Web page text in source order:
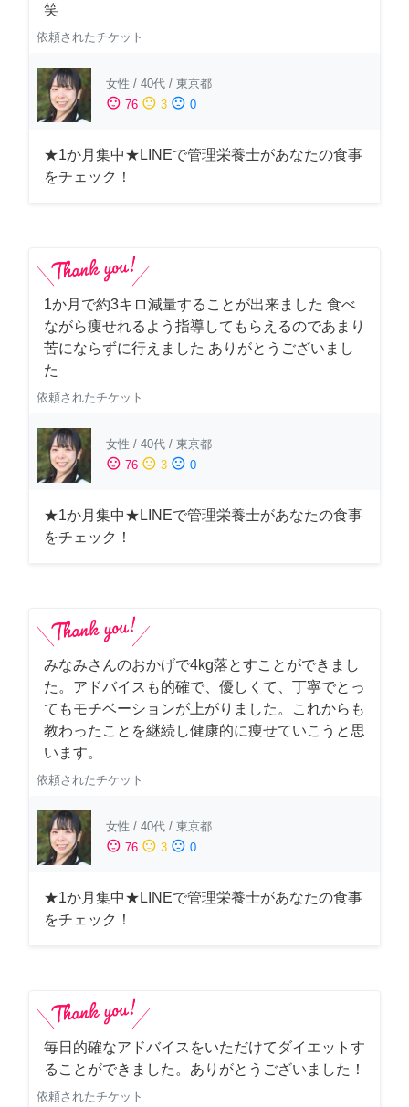
笑
依頼されたチケット
女性 / 40代 / 東京都
sentiment_satisfied 76 sentiment_neutral 3 sentiment_dissatisfied 0
★1か月集中★LINEで管理栄養士があなたの食事
をチェック！
1か月で約3キロ減量することが出来ました 食べ
ながら痩せれるよう指導してもらえるのであまり
苦にならずに行えました ありがとうございまし
た
依頼されたチケット
女性 / 40代 / 東京都
sentiment_satisfied 76 sentiment_neutral 3 sentiment_dissatisfied 0
★1か月集中★LINEで管理栄養士があなたの食事
をチェック！
みなみさんのおかげで4kg落とすことができまし
た。アドバイスも的確で、優しくて、丁寧でとっ
てもモチベーションが上がりました。これからも
教わったことを継続し健康的に痩せていこうと思
います。
依頼されたチケット
女性 / 40代 / 東京都
sentiment_satisfied 76 sentiment_neutral 3 sentiment_dissatisfied 0
★1か月集中★LINEで管理栄養士があなたの食事
をチェック！
毎日的確なアドバイスをいただけてダイエットす
ることができました。ありがとうございました！
依頼されたチケット